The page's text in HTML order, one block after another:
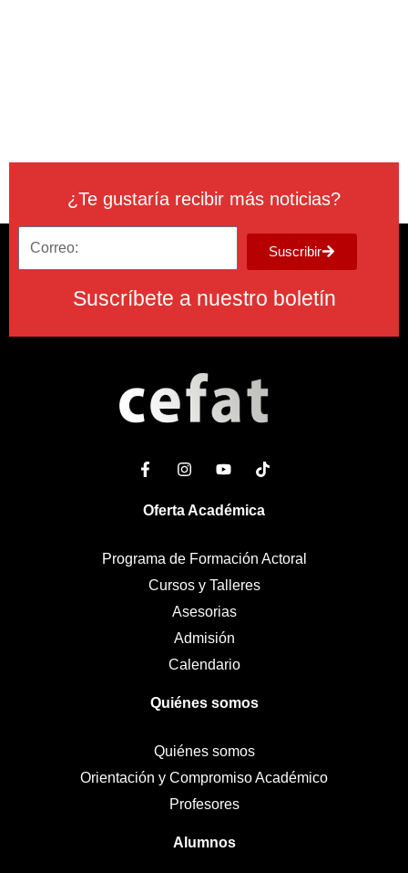
Suscríbete a nuestro boletín
¿Te gustaría recibir más noticias?
Suscribir
Oferta Académica
Programa de Formación Actoral
Cursos y Talleres
Asesorias
Admisión
Calendario
Quiénes somos
Quiénes somos
Orientación y Compromiso Académico
Profesores
Alumnos